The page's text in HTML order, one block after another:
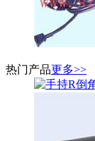
热门产品更多>>